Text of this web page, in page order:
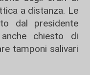
a distanza. Le
dal presidente
chiesto di
tamponi salivari